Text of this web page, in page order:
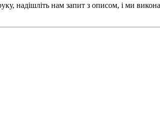
надішліть нам запит з описом, і ми